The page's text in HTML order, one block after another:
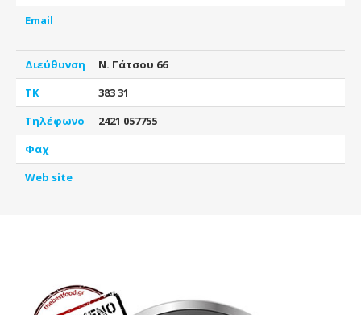
Email
Διεύθυνση
Ν. Γάτσου 66
ΤΚ
383 31
Τηλέφωνο
2421 057755
Φαχ
Web site